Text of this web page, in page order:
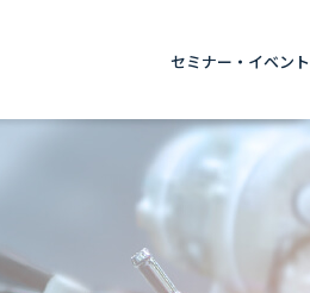
セミナー・イベント